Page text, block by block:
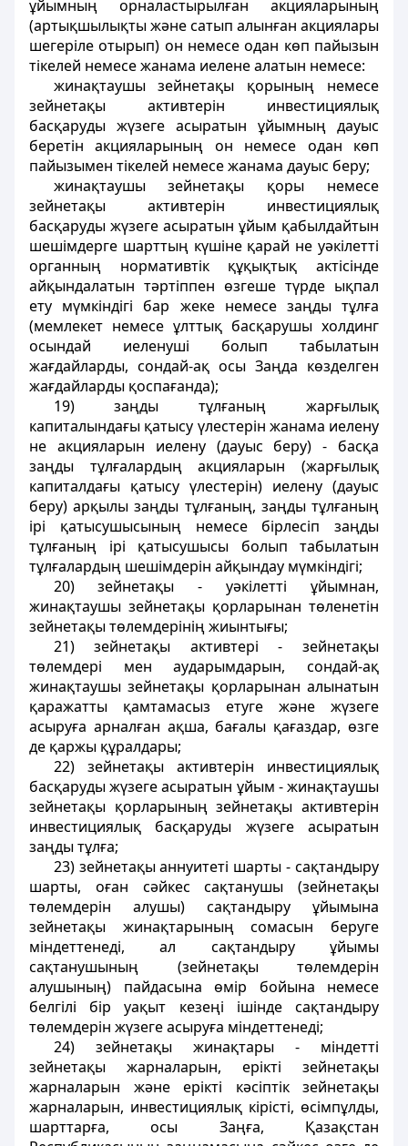
ұйымның орналастырылған акцияларының
(артықшылықты және сатып алынған акциялары
шегерiле отырып) он немесе одан көп пайызын
тiкелей немесе жанама иелене алатын немесе:
жинақтаушы зейнетақы қорының немесе
зейнетақы активтерiн инвестициялық
басқаруды жүзеге асыратын ұйымның дауыс
беретiн акцияларының он немесе одан көп
пайызымен тiкелей немесе жанама дауыс беру;
жинақтаушы зейнетақы қоры немесе
зейнетақы активтерiн инвестициялық
басқаруды жүзеге асыратын ұйым қабылдайтын
шешiмдерге шарттың күшiне қарай не уәкiлеттi
органның нормативтiк құқықтық актiсiнде
айқындалатын тәртiппен өзгеше түрде ықпал
ету мүмкiндiгi бар жеке немесе заңды тұлға
(мемлекет немесе ұлттық басқарушы холдинг
осындай иеленушi болып табылатын
жағдайларды, сондай-ақ осы Заңда көзделген
жағдайларды қоспағанда);
19) заңды тұлғаның жарғылық
капиталындағы қатысу үлестерiн жанама иелену
не акцияларын иелену (дауыс беру) - басқа
заңды тұлғалардың акцияларын (жарғылық
капиталдағы қатысу үлестерiн) иелену (дауыс
беру) арқылы заңды тұлғаның, заңды тұлғаның
iрi қатысушысының немесе бiрлесiп заңды
тұлғаның iрi қатысушысы болып табылатын
тұлғалардың шешiмдерiн айқындау мүмкiндiгi;
20) зейнетақы - уәкілетті ұйымнан,
жинақтаушы зейнетақы қорларынан төленетiн
зейнетақы төлемдерiнiң жиынтығы;
21) зейнетақы активтерi - зейнетақы
төлемдерi мен аударымдарын, сондай-ақ
жинақтаушы зейнетақы қорларынан алынатын
қаражатты қамтамасыз етуге және жүзеге
асыруға арналған ақша, бағалы қағаздар, өзге
де қаржы құралдары;
22) зейнетақы активтерiн инвестициялық
басқаруды жүзеге асыратын ұйым - жинақтаушы
зейнетақы қорларының зейнетақы активтерiн
инвестициялық басқаруды жүзеге асыратын
заңды тұлға;
23) зейнетақы аннуитетi шарты - сақтандыру
шарты, оған сәйкес сақтанушы (зейнетақы
төлемдерін алушы) сақтандыру ұйымына
зейнетақы жинақтарының сомасын беруге
мiндеттенедi, ал сақтандыру ұйымы
сақтанушының (зейнетақы төлемдерін
алушының) пайдасына өмiр бойына немесе
белгiлi бiр уақыт кезеңi iшiнде сақтандыру
төлемдерiн жүзеге асыруға мiндеттенедi;
24) зейнетақы жинақтары - мiндеттi
зейнетақы жарналарын, ерiктi зейнетақы
жарналарын және ерiктi кәсiптiк зейнетақы
жарналарын, инвестициялық кiрiстi, өсiмпұлды,
шарттарға, осы Заңға, Қазақстан